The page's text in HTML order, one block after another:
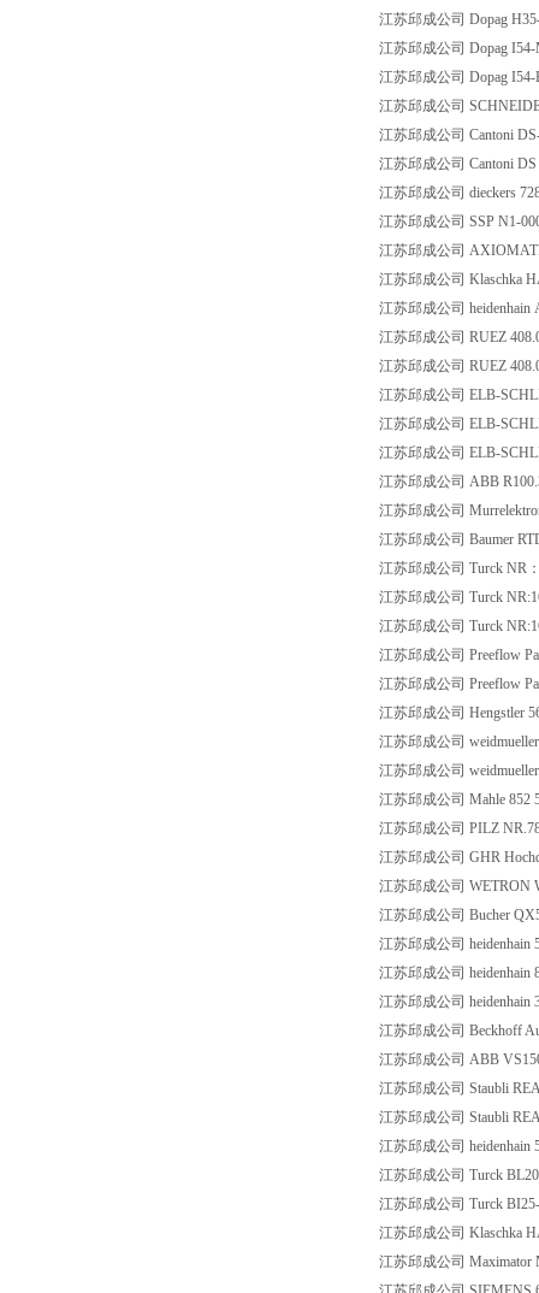
江苏邱成公司 Dopag
江苏邱成公司 Dopag
江苏邱成公司 Dopag
江苏邱成公司
江苏邱成公司 Cantoni
江苏邱成公司 Cantoni
江苏邱成公司 dieckers
江苏邱成公司 SSP N1-
江苏邱成公司
江苏邱成公司 Klaschka
江苏邱成公司 heidenhain
江苏邱成公司 RUEZ
江苏邱成公司 RUEZ
江苏邱成公司 ELB-
江苏邱成公司 ELB-
江苏邱成公司 ELB-
江苏邱成公司 ABB
江苏邱成公司
江苏邱成公司 Baumer
江苏邱成公司 Turck NR
江苏邱成公司 Turck
江苏邱成公司 Turck
江苏邱成公司 Preeflow
江苏邱成公司 Preeflow
江苏邱成公司 Hengstler
江苏邱成公司
江苏邱成公司
江苏邱成公司 Mahle 852
江苏邱成公司 PILZ
江苏邱成公司 GHR
江苏邱成公司 WETRON
江苏邱成公司 Bucher
江苏邱成公司 heidenhain
江苏邱成公司 heidenhain
江苏邱成公司 heidenhain
江苏邱成公司 Beckhoff
江苏邱成公司 ABB
江苏邱成公司 Staubli
江苏邱成公司 Staubli
江苏邱成公司 heidenhain
江苏邱成公司 Turck
江苏邱成公司 Turck
江苏邱成公司 Klaschka
江苏邱成公司 Maximator